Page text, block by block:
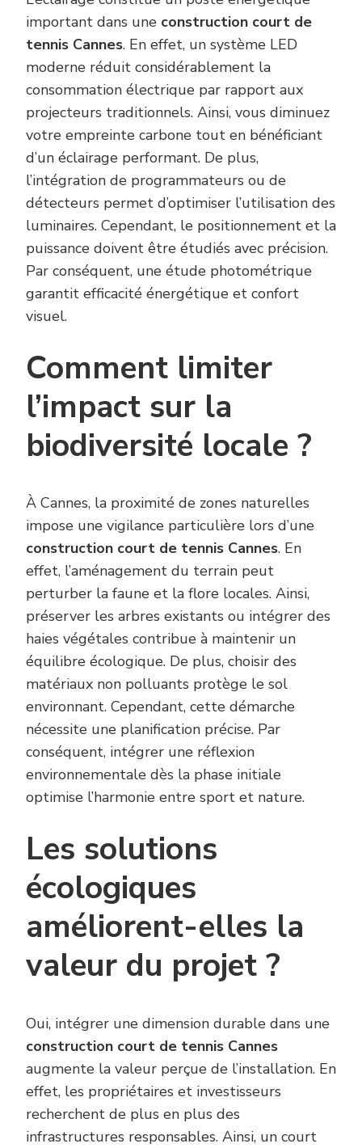
important dans une construction court de
tennis Cannes. En effet, un système LED
moderne réduit considérablement la
consommation électrique par rapport aux
projecteurs traditionnels. Ainsi, vous diminuez
votre empreinte carbone tout en bénéficiant
d’un éclairage performant. De plus,
l’intégration de programmateurs ou de
détecteurs permet d’optimiser l’utilisation des
luminaires. Cependant, le positionnement et la
puissance doivent être étudiés avec précision.
Par conséquent, une étude photométrique
garantit efficacité énergétique et confort
visuel.
Comment limiter
l’impact sur la
biodiversité locale ?
À Cannes, la proximité de zones naturelles
impose une vigilance particulière lors d’une
construction court de tennis Cannes. En
effet, l’aménagement du terrain peut
perturber la faune et la flore locales. Ainsi,
préserver les arbres existants ou intégrer des
haies végétales contribue à maintenir un
équilibre écologique. De plus, choisir des
matériaux non polluants protège le sol
environnant. Cependant, cette démarche
nécessite une planification précise. Par
conséquent, intégrer une réflexion
environnementale dès la phase initiale
optimise l’harmonie entre sport et nature.
Les solutions
écologiques
améliorent-elles la
valeur du projet ?
Oui, intégrer une dimension durable dans une
construction court de tennis Cannes
augmente la valeur perçue de l’installation. En
effet, les propriétaires et investisseurs
recherchent de plus en plus des
infrastructures responsables. Ainsi, un court